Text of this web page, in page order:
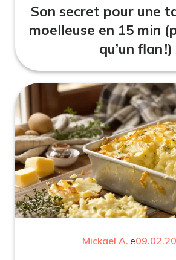
Son secret pour une
moelleuse en 15 min
qu’un flan !)
Mickael A.le